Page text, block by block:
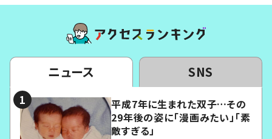
ニュース SNS
平成7年に生まれた双子…その
29年後の姿に「漫画みたい」「素
敵すぎる」